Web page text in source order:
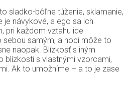
sladko-bôľne túženie, sklamanie,
je návykové, a ego sa ich
pri každom vzťahu ide
samým, a hoci môže to
naopak. Blízkosť s iným
blízkosti s vlastnými vzorcami,
Ak to umožníme – a to je zase